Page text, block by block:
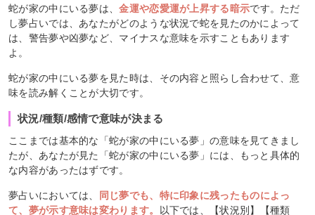
蛇が家の中にいる夢は、金運や恋愛運が上昇する暗示です。ただ
し夢占いでは、あなたがどのような状況で蛇を見たのかによって
は、警告夢や凶夢など、マイナスな意味を示すこともあります
よ。
蛇が家の中にいる夢を見た時は、その内容と照らし合わせて、意
味を読み解くことが大切です。
状況/種類/感情で意味が決まる
ここまでは基本的な「蛇が家の中にいる夢」の意味を見てきまし
たが、あなたが見た「蛇が家の中にいる夢」には、もっと具体的
な内容があったはずです。
夢占いにおいては、
同じ夢でも、特に印象に残ったものによっ
て、夢が示す意味は変わります。
以下では、【状況別】【種類